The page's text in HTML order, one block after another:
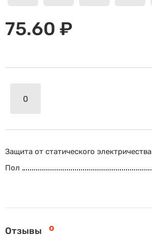
75.60 ₽
Защита от статического электричества
Пол
Отзывы 0